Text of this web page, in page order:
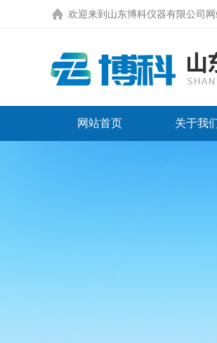
欢迎来到 山东博科仪器有限公司
网站首页 关于我